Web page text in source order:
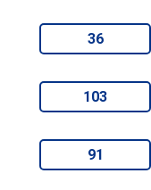
36
103
91